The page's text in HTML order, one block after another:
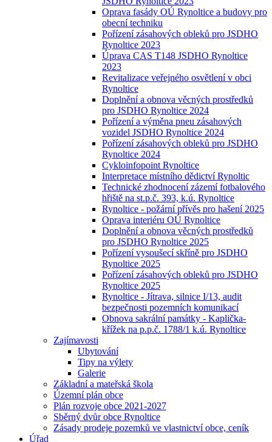
Oprava fasády OÚ Rynoltice a budovy pro
obecní techniku
Pořízení zásahových obleků pro JSDHO
Rynoltice 2023
Úprava CAS T148 JSDHO Rynoltice
2023
Revitalizace veřejného osvětlení v obci
Rynoltice
Doplnění a obnova věcných prostředků
pro JSDHO Rynoltice 2024
Pořízení a výměna pneu zásahových
vozidel JSDHO Rynoltice 2024
Pořízení zásahových obleků pro JSDHO
Rynoltice 2024
Cykloinfopoint Rynoltice
Interpretace místního dědictví Rynoltic
Technické zhodnocení zázemí fotbalového
hřiště na st.p.č. 393, k.ú. Rynoltice
Rynoltice - požární přívěs pro hašení 2025
Oprava interiéru OÚ Rynoltice
Doplnění a obnova věcných prostředků
pro JSDHO Rynoltice 2025
Pořízení vysoušecí skříně pro JSDHO
Rynoltice 2025
Pořízení zásahových obleků pro JSDHO
Rynoltice 2025
Rynoltice - Jítrava, silnice I/13, audit
bezpečnosti pozemních komunikací
Obnova sakrální památky - Kaplička-
křížek na p.p.č. 1788/1 k.ú. Rynoltice
Zajímavosti
Ubytování
Tipy na výlety
Galerie
Základní a mateřská škola
Územní plán obce
Plán rozvoje obce 2021-2027
Sběrný dvůr obce Rynoltice
Zásady prodeje pozemků ve vlastnictví obce, ceník
Úřad